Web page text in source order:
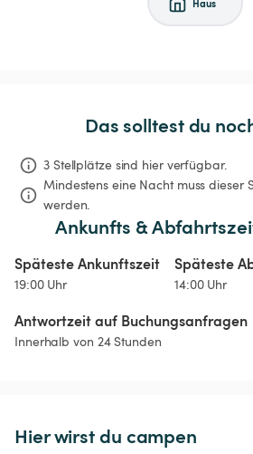
Das solltest du
3 Stellplätze sind hier verfügbar.
Mindestens eine Nacht muss dieser
werden.
Ankunfts &
Späteste Ankunftszeit
19:00 Uhr
Späteste
14:00 Uhr
Antwortzeit auf Buchungsanfragen
Innerhalb von 24 Stunden
Hier wirst du campen